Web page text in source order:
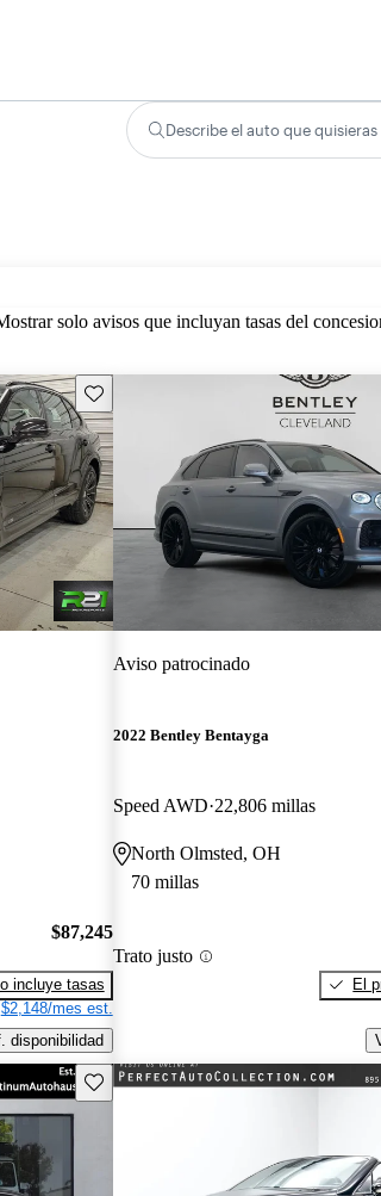
Describe el auto que quisieras
solo avisos que incluyan tasas del
Guarda este Aviso
$87,245
incluye tasas
$2,148/mes est.
disponibilidad
Aviso patrocinado
2022 Bentley Bentayga
Speed AWD 22,806 millas
North Olmsted, OH
70 millas
Trato justo
El
Guarda este Aviso